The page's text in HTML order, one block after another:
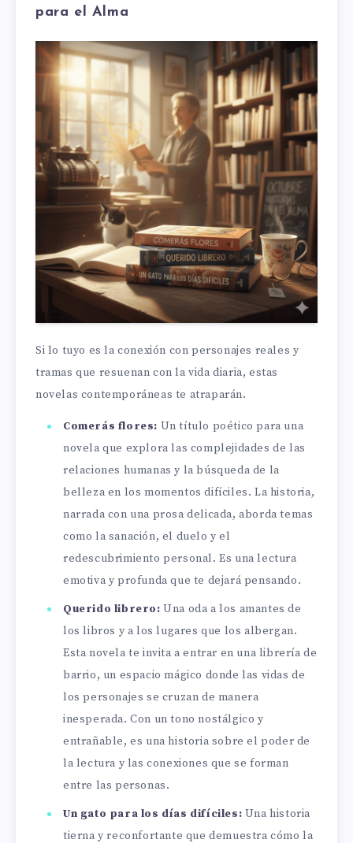
para el Alma
Si lo tuyo es la conexión con personajes reales y
tramas que resuenan con la vida diaria, estas
novelas contemporáneas te atraparán.
Comerás flores: Un título poético para una
novela que explora las complejidades de las
relaciones humanas y la búsqueda de la
belleza en los momentos difíciles. La historia,
narrada con una prosa delicada, aborda temas
como la sanación, el duelo y el
redescubrimiento personal. Es una lectura
emotiva y profunda que te dejará pensando.
Querido librero: Una oda a los amantes de
los libros y a los lugares que los albergan.
Esta novela te invita a entrar en una librería de
barrio, un espacio mágico donde las vidas de
los personajes se cruzan de manera
inesperada. Con un tono nostálgico y
entrañable, es una historia sobre el poder de
la lectura y las conexiones que se forman
entre las personas.
Un gato para los días difíciles: Una historia
tierna y reconfortante que demuestra cómo la